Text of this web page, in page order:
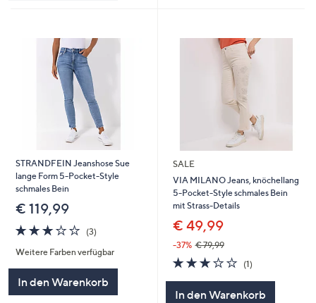
STRANDFEIN Jeanshose Sue
lange Form 5-Pocket-Style
schmales Bein
€ 119,99
3.0
von
5
(3)3
Weitere Farben verfügbar
In den Warenkorb
SALE
VIA MILANO Jeans, knöchellang
5-Pocket-Style schmales Bein
mit Strass-Details
€ 49,99
-37% € 79,99
3.0
von
(1)1
In den Warenkorb